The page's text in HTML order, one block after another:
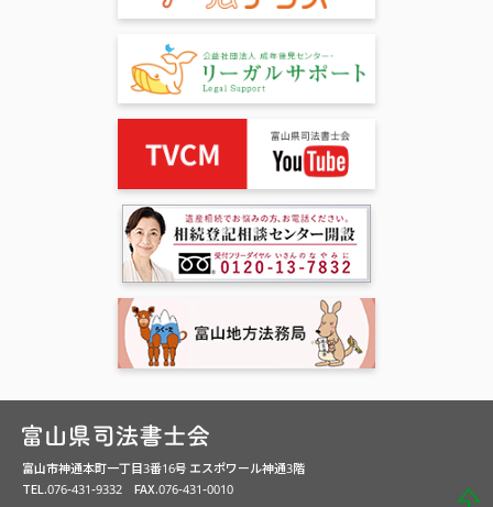
富山市神通本町一丁目3番16号 エスポワール神通3階
TEL.076-431-9332 FAX.076-431-0010